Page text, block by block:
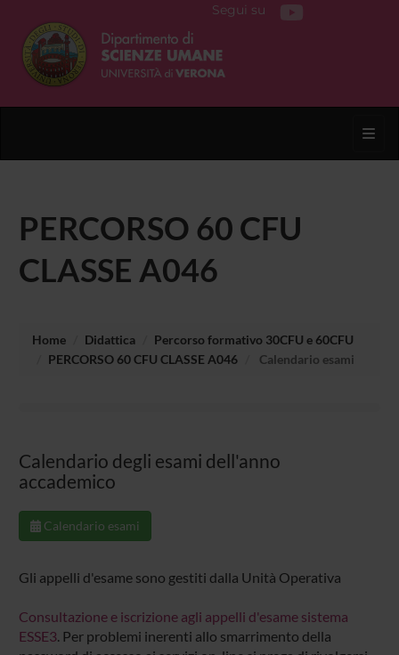
Segui su
PERCORSO 60 CFU
CLASSE A046
Home Didattica
Percorso formativo 30CFU e 60CFU
PERCORSO 60 CFU CLASSE A046
Calendario esami
Calendario degli esami dell'anno
accademico
Calendario esami
Gli appelli d'esame sono gestiti dalla Unità Operativa
Consultazione e iscrizione agli appelli d'esame sistema
ESSE3. Per problemi inerenti allo smarrimento della